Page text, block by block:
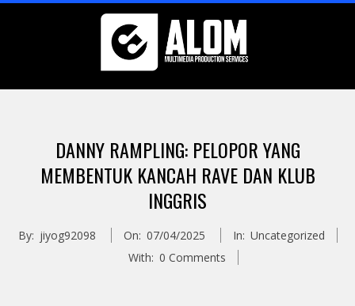
DANNY RAMPLING: PELOPOR YANG
MEMBENTUK KANCAH RAVE DAN KLUB
INGGRIS
By: jiyog92098 On: 07/04/2025 In: Uncategorized
With: 0 Comments